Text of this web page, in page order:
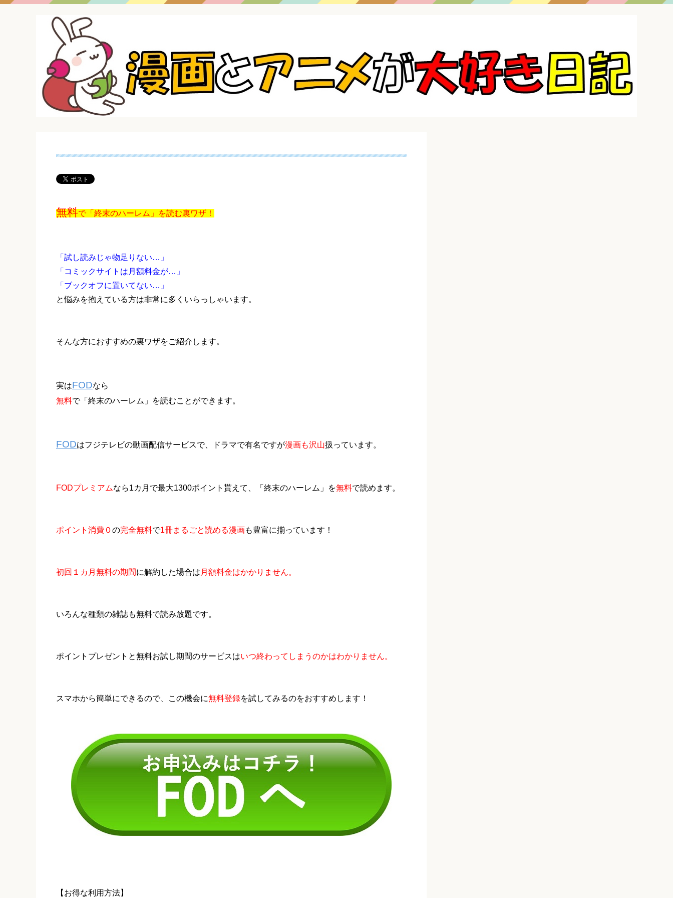
無料で「終末のハーレム」を読む裏ワザ！
「試し読みじゃ物足りない…」
「コミックサイトは月額料金が…」
「ブックオフに置いてない…」
と悩みを抱えている方は非常に多くいらっしゃいます。
そんな方におすすめの裏ワザをご紹介します。
実はFODなら
無料で「終末のハーレム」を読むことができます。
FODはフジテレビの動画配信サービスで、ドラマで有名ですが漫画も沢山扱っています。
FODプレミアムなら1カ月で最大1300ポイント貰えて、「終末のハーレム」を無料で読めます。
ポイント消費０の完全無料で1冊まるごと読める漫画も豊富に揃っています！
初回１カ月無料の期間に解約した場合は 月額料金はかかりません。
いろんな種類の雑誌も無料で読み放題です。
ポイントプレゼントと無料お試し期間のサービスはいつ終わってしまうのかはわかりません。
スマホから簡単にできるので、この機会に無料登録を試してみるのをおすすめします！
【お得な利用方法】